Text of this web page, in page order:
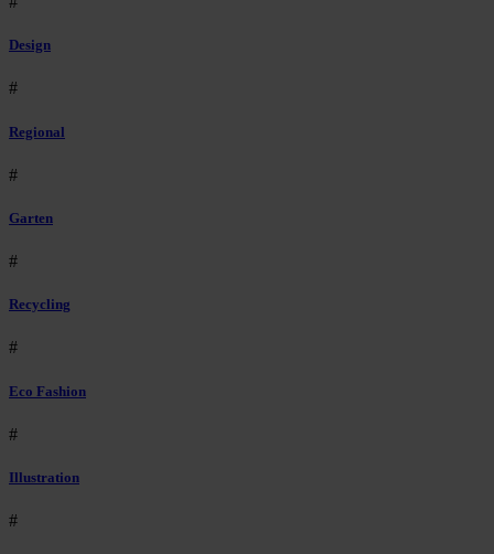
Design
#
Regional
#
Garten
#
Recycling
#
Eco Fashion
#
Illustration
#